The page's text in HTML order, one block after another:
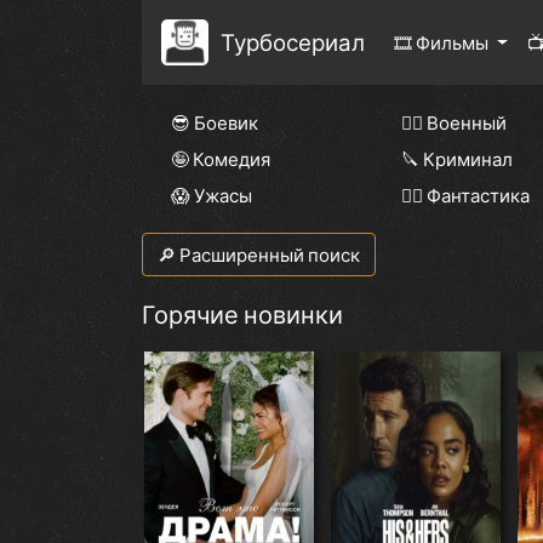
Турбосериал 🎞 Фильмы
😎 Боевик 👨‍✈️ Военный
🤪 Комедия
🔪 Криминал
😱 Ужасы
🧙‍♀️ Фантастика
🔎 Расширенный поиск
Горячие новинки